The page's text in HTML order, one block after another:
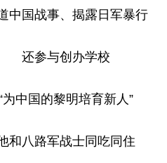
中国战事、揭露日军暴行
还参与创办学校
为中国的黎明培育新人”
和八路军战士同吃同住